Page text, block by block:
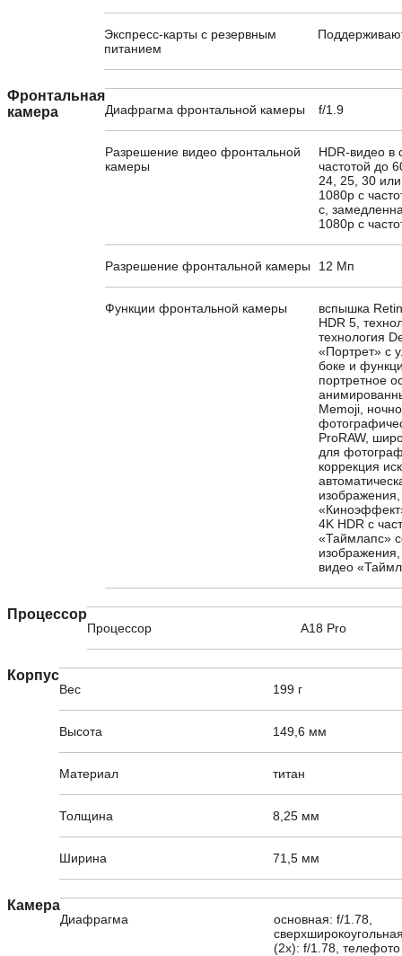
Экспресс-карты с резервным
питанием
Фронтальная
камера
Диафрагма фронтальной камеры f/1.9
Разрешение видео фронтальной
камеры
HDR-видео в
частотой до
24, 25, 30
1080p с
с,
1080p с
Разрешение фронтальной камеры 12 Мп
Функции фронтальной камеры
вспышка
HDR 5,
технология
«Портрет» с
боке и
портретное
Memoji,
ProRAW,
для
коррекция
4K HDR с
«Таймлапс»
видео
Процессор
Процессор A18 Pro
Корпус
Вес 199 г
Высота 149,6 мм
Материал титан
Толщина 8,25 мм
Ширина 71,5 мм
Камера
Диафрагма
основная: f/1.78,
(2x): f/1.78,